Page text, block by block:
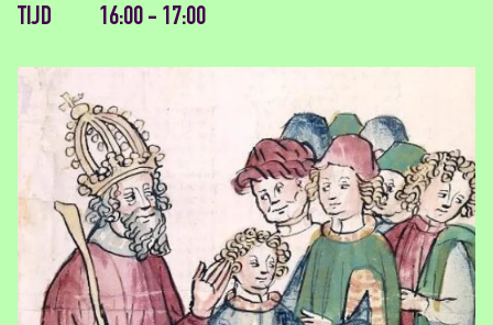
TIJD
16:00 - 17:00